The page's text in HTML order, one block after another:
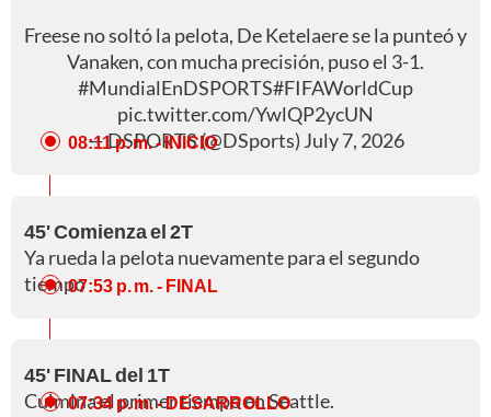
Freese no soltó la pelota, De Ketelaere se la punteó y
Vanaken, con mucha precisión, puso el 3-1.
#MundialEnDSPORTS#FIFAWorldCup
pic.twitter.com/YwlQP2ycUN
— DSPORTS (@DSports) July 7, 2026
08:11 p. m.- INICIO
45' Comienza el 2T
Ya rueda la pelota nuevamente para el segundo
tiempo07:53 p. m. - FINAL
45' FINAL del 1T
Culmina el primer tiempo en Seattle.
07:34 p. m.- DESARROLLO